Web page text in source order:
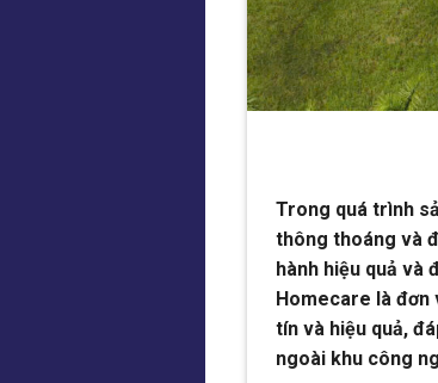
Trong quá trình
thông thoáng và
hành hiệu quả và
Homecare là đơn
tín và hiệu quả,
ngoài khu công